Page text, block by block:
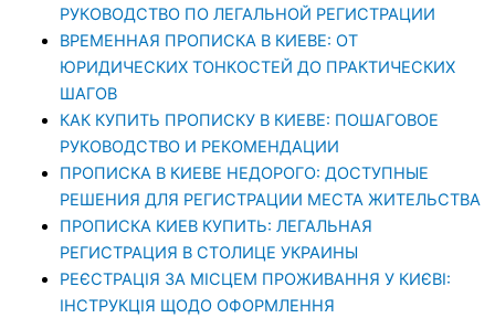
РУКОВОДСТВО ПО ЛЕГАЛЬНОЙ РЕГИСТРАЦИИ
ВРЕМЕННАЯ ПРОПИСКА В КИЕВЕ: ОТ
ЮРИДИЧЕСКИХ ТОНКОСТЕЙ ДО ПРАКТИЧЕСКИХ
ШАГОВ
КАК КУПИТЬ ПРОПИСКУ В КИЕВЕ: ПОШАГОВОЕ
РУКОВОДСТВО И РЕКОМЕНДАЦИИ
ПРОПИСКА В КИЕВЕ НЕДОРОГО: ДОСТУПНЫЕ
РЕШЕНИЯ ДЛЯ РЕГИСТРАЦИИ МЕСТА ЖИТЕЛЬСТВА
ПРОПИСКА КИЕВ КУПИТЬ: ЛЕГАЛЬНАЯ
РЕГИСТРАЦИЯ В СТОЛИЦЕ УКРАИНЫ
РЕЄСТРАЦІЯ ЗА МІСЦЕМ ПРОЖИВАННЯ У КИЄВІ:
ІНСТРУКЦІЯ ЩОДО ОФОРМЛЕННЯ